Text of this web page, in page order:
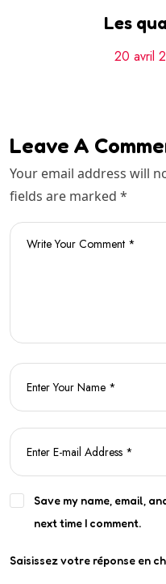
Les
20 avril
Leave A
Your email address will
fields are marked *
Save my name, email,
next time I comment.
Saisissez votre réponse en